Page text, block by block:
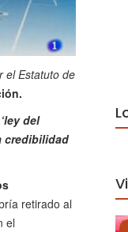
el Estatuto de
del
credibilidad
retirado al
el